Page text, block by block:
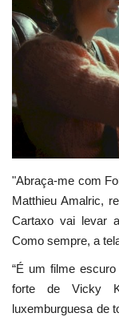
Educação
Estatuto Editorial
Saúde
Cultura
Lazer
Ambiente
"Abraça-me com
Matthieu Amalric,
Cartaxo vai levar
Como sempre, a
“É um filme
forte de Vicky
luxemburguesa de